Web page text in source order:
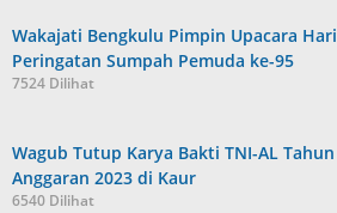
Wakajati Bengkulu Pimpin Upacara Hari
Peringatan Sumpah Pemuda ke-95
7524 Dilihat
Wagub Tutup Karya Bakti TNI-AL Tahun
Anggaran 2023 di Kaur
6540 Dilihat